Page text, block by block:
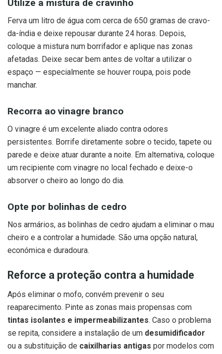
Utilize a mistura de cravinho
Ferva um litro de água com cerca de 650 gramas de cravo-
da-índia e deixe repousar durante 24 horas. Depois,
coloque a mistura num borrifador e aplique nas zonas
afetadas. Deixe secar bem antes de voltar a utilizar o
espaço — especialmente se houver roupa, pois pode
manchar.
Recorra ao vinagre branco
O vinagre é um excelente aliado contra odores
persistentes. Borrife diretamente sobre o tecido, tapete ou
parede e deixe atuar durante a noite. Em alternativa, coloque
um recipiente com vinagre no local fechado e deixe-o
absorver o cheiro ao longo do dia.
Opte por bolinhas de cedro
Nos armários, as bolinhas de cedro ajudam a eliminar o mau
cheiro e a controlar a humidade. São uma opção natural,
económica e duradoura.
Reforce a proteção contra a humidade
Após eliminar o mofo, convém prevenir o seu
reaparecimento. Pinte as zonas mais propensas com
tintas isolantes e impermeabilizantes. Caso o problema
se repita, considere a instalação de um desumidificador
ou a substituição de caixilharias antigas por modelos com